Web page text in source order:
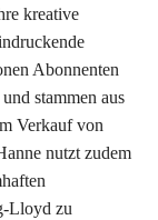
kreative
Abonnenten
stammen aus
Verkauf von
nutzt zudem
Lloyd zu